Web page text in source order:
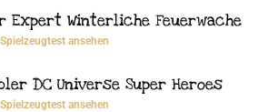
Expert Winterliche Feuerwache
Spielzeugtest ansehen
DC Universe Super Heroes
Spielzeugtest ansehen